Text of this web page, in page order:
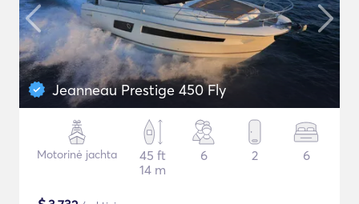
Jeanneau Prestige 450 Fly
Motorinė jachta
45 ft
14 m
6 2 6